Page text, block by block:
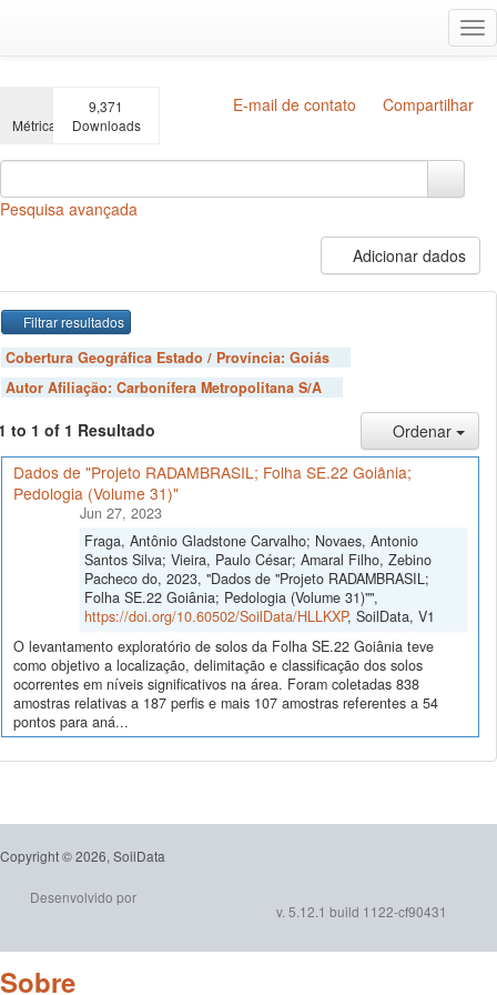
Métricas
9,371
Downloads
E-mail de contato Compartilhar
Pesquisa avançada
Adicionar dados
Filtrar resultados
Cobertura Geográfica Estado / Província: Goiás
Autor Afiliação: Carbonífera Metropolitana S/A
to 1 of 1 Resultado
Ordenar
Dados de "Projeto RADAMBRASIL; Folha SE.22 Goiânia;
Pedologia (Volume 31)"
Jun 27, 2023
Fraga, Antônio Gladstone Carvalho; Novaes, Antonio
Santos Silva; Vieira, Paulo César; Amaral Filho, Zebino
Pacheco do, 2023, "Dados de "Projeto RADAMBRASIL;
Folha SE.22 Goiânia; Pedologia (Volume 31)"",
https://doi.org/10.60502/SoilData/HLLKXP, SoilData, V1
O levantamento exploratório de solos da Folha SE.22 Goiânia teve
como objetivo a localização, delimitação e classificação dos solos
ocorrentes em níveis significativos na área. Foram coletadas 838
amostras relativas a 187 perfis e mais 107 amostras referentes a 54
pontos para aná...
Copyright © 2026, SoilData
Desenvolvido por
v. 5.12.1 build 1122-cf90431
Sobre